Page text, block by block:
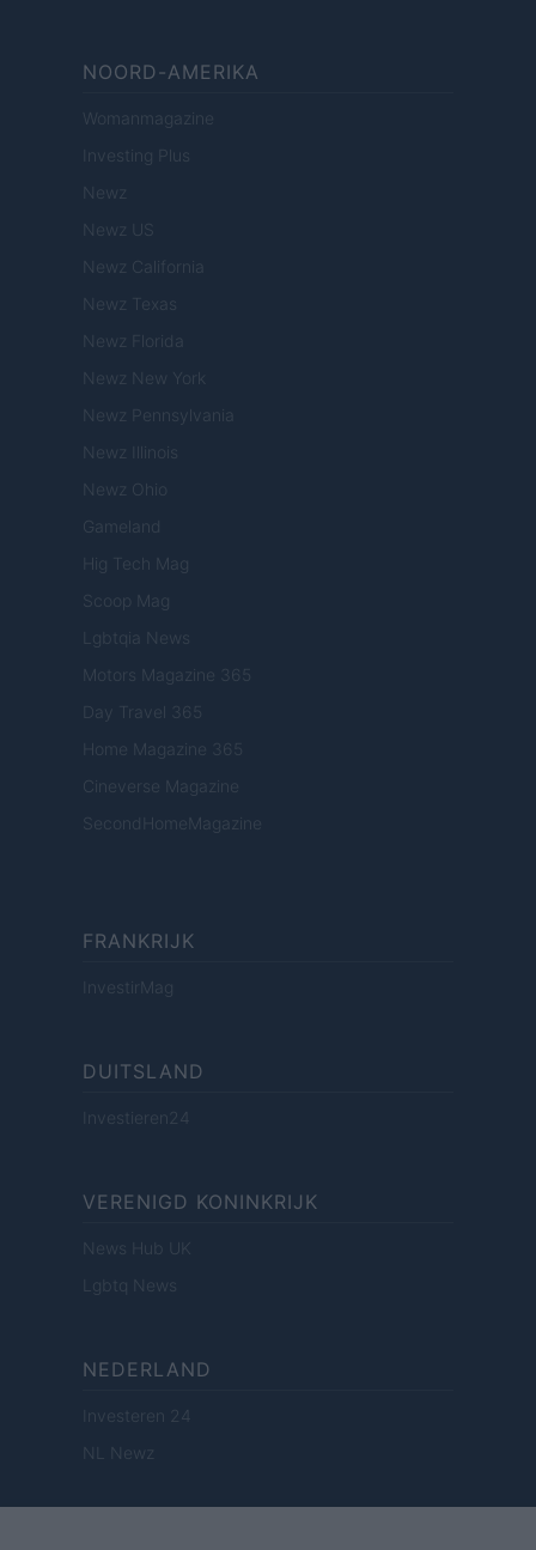
NOORD-AMERIKA
Womanmagazine
Investing Plus
Newz
Newz US
Newz California
Newz Texas
Newz Florida
Newz New York
Newz Pennsylvania
Newz Illinois
Newz Ohio
Gameland
Hig Tech Mag
Scoop Mag
Lgbtqia News
Motors Magazine 365
Day Travel 365
Home Magazine 365
Cineverse Magazine
SecondHomeMagazine
FRANKRIJK
InvestirMag
DUITSLAND
Investieren24
VERENIGD KONINKRIJK
News Hub UK
Lgbtq News
NEDERLAND
Investeren 24
NL Newz